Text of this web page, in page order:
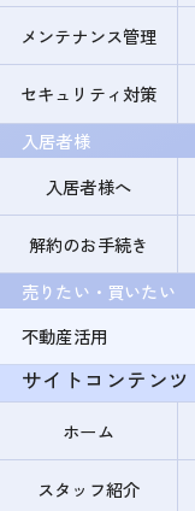
メンテナンス管理
セキュリティ対策
入居者様
入居者様へ
解約のお手続き
売りたい・買いたい
不動産活用
サイトコンテンツ
ホーム
スタッフ紹介